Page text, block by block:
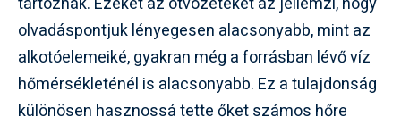
olvadáspontjuk lényegesen alacsonyabb, mint az
alkotóelemeiké, gyakran még a forrásban lévő víz
hőmérsékleténél is alacsonyabb. Ez a tulajdonság
különösen hasznossá tette őket számos hőre